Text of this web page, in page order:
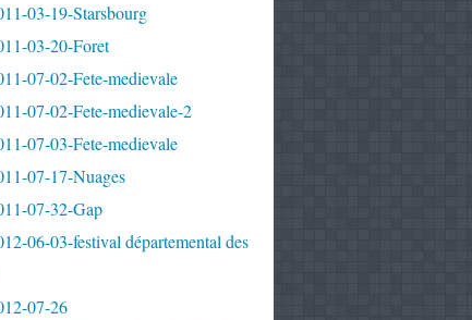
03-19-Starsbourg
03-20-Foret
07-02-Fete-medievale
07-02-Fete-medievale-2
07-03-Fete-medievale
07-17-Nuages
07-32-Gap
06-03-festival départemental des
07-26